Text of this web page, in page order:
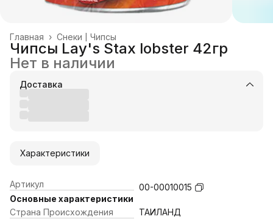
Снеки | Чипсы
Главная ›
Чипсы Lay's Stax lobster 42гр
Нет в наличии
Доставка
Характеристики
Артикул
00-00010015
Основные характеристики
Страна Происхождения
ТАИЛАНД